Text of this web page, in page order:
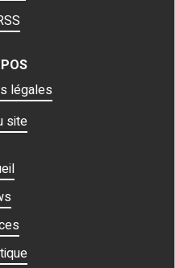
légales
site